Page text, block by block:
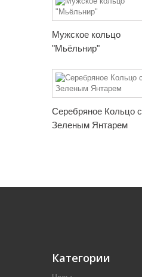
Мужское кольцо
"Мьёльнир"
Серебряное Кольцо с
Зеленым Янтарем
Категории